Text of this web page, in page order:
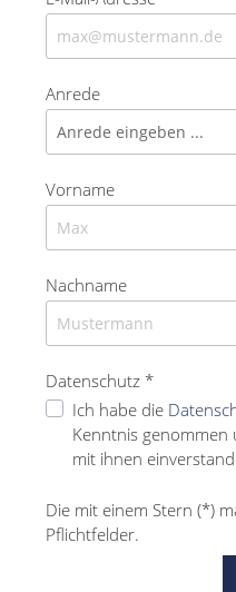
Anrede
Vorname
Nachname
Datenschutz *
Ich habe die
Kenntnis genommen
mit ihnen
Die mit einem Stern (*)
Pflichtfelder.